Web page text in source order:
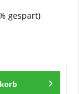
gespart)